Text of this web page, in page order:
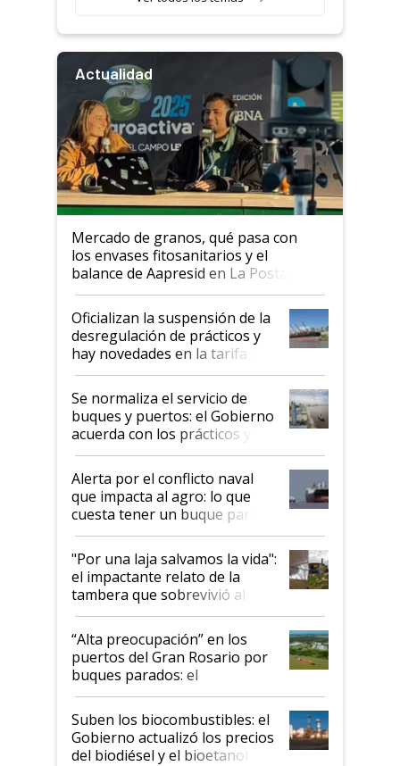
Actualidad
Mercado de granos, qué pasa con
los envases fitosanitarios y el
balance de Aapresid en La Posta
Oficializan la suspensión de la
desregulación de prácticos y
hay novedades en la tarifa de
la hidrovía
Se normaliza el servicio de
buques y puertos: el Gobierno
acuerda con los prácticos y
suspende el decreto de
desregulación
Alerta por el conflicto naval
que impacta al agro: lo que
cuesta tener un buque parado
y el peligro de que Argentina
pase a ser "país sucio"
"Por una laja salvamos la vida":
el impactante relato de la
tambera que sobrevivió al
tornado
“Alta preocupación” en los
puertos del Gran Rosario por
buques parados: el
funcionamiento de las
exportadoras en tensión tras
la medida de fuerza de los
prácticos
Suben los biocombustibles: el
Gobierno actualizó los precios
del biodiésel y el bioetanol